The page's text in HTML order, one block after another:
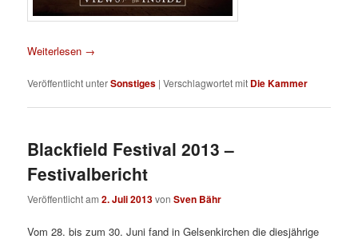
Weiterlesen →
Veröffentlicht unterSonstiges |Verschlagwortet mit Die Kammer
Blackfield Festival 2013 –
Festivalbericht
Veröffentlicht am2. Juli 2013vonSven Bähr
Vom 28. bis zum 30. Juni fand in Gelsenkirchen die diesjährige